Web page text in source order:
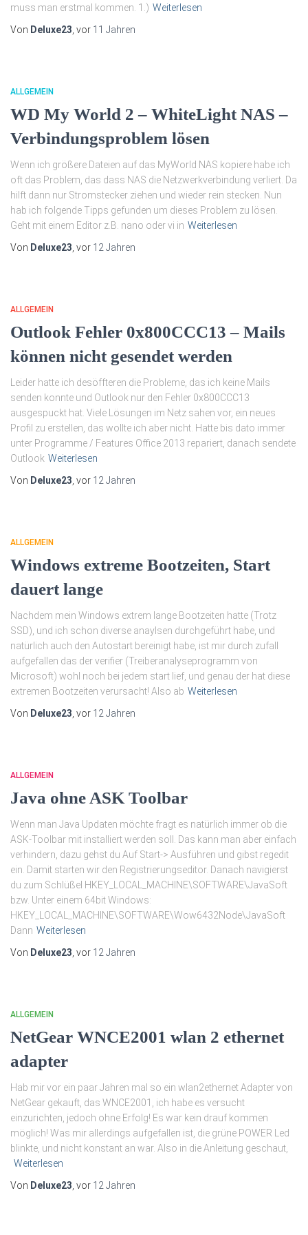
muss man erstmal kommen. 1.) Weiterlesen
Von Deluxe23 , vor 11 Jahren
ALLGEMEIN
WD My World 2 – WhiteLight NAS –
Verbindungsproblem lösen
Wenn ich größere Dateien auf das MyWorld NAS kopiere habe ich
oft das Problem, das dass NAS die Netzwerkverbindung verliert. Da
hilft dann nur Stromstecker ziehen und wieder rein stecken. Nun
hab ich folgende Tipps gefunden um dieses Problem zu lösen.
Geht mit einem Editor z.B. nano oder vi in Weiterlesen
Von Deluxe23 , vor 12 Jahren
ALLGEMEIN
Outlook Fehler 0x800CCC13 – Mails
können nicht gesendet werden
Leider hatte ich desöffteren die Probleme, das ich keine Mails
senden konnte und Outlook nur den Fehler 0x800CCC13
ausgespuckt hat. Viele Lösungen im Netz sahen vor, ein neues
Profil zu erstellen, das wollte ich aber nicht. Hatte bis dato immer
unter Programme / Features Office 2013 repariert, danach sendete
Outlook Weiterlesen
Von Deluxe23 , vor 12 Jahren
ALLGEMEIN
Windows extreme Bootzeiten, Start
dauert lange
Nachdem mein Windows extrem lange Bootzeiten hatte (Trotz
SSD), und ich schon diverse anaylsen durchgeführt habe, und
natürlich auch den Autostart bereinigt habe, ist mir durch zufall
aufgefallen das der verifier (Treiberanalyseprogramm von
Microsoft) wohl noch bei jedem start lief, und genau der hat diese
extremen Bootzeiten verursacht! Also ab Weiterlesen
Von Deluxe23 , vor 12 Jahren
ALLGEMEIN
Java ohne ASK Toolbar
Wenn man Java Updaten möchte fragt es natürlich immer ob die
ASK-Toolbar mit installiert werden soll. Das kann man aber einfach
verhindern, dazu gehst du Auf Start-> Ausführen und gibst regedit
ein. Damit starten wir den Registrierungseditor. Danach navigierst
du zum Schlüßel HKEY_LOCAL_MACHINE\SOFTWARE\JavaSoft
bzw. Unter einem 64bit Windows:
HKEY_LOCAL_MACHINE\SOFTWARE\Wow6432Node\JavaSoft
Dann Weiterlesen
Von Deluxe23 , vor 12 Jahren
ALLGEMEIN
NetGear WNCE2001 wlan 2 ethernet
adapter
Hab mir vor ein paar Jahren mal so ein wlan2ethernet Adapter von
NetGear gekauft, das WNCE2001, ich habe es versucht
einzurichten, jedoch ohne Erfolg! Es war kein drauf kommen
möglich! Was mir allerdings aufgefallen ist, die grüne POWER Led
blinkte, und nicht konstant an war. Also in die Anleitung geschaut,
Weiterlesen
Von Deluxe23 , vor 12 Jahren